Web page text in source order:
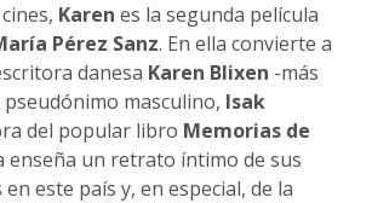
Karen es la segunda película
Pérez Sanz. En ella convierte a
danesa Karen Blixen -más
masculino, Isak
del popular libro Memorias de
enseña un retrato íntimo de sus
este país y, en especial, de la